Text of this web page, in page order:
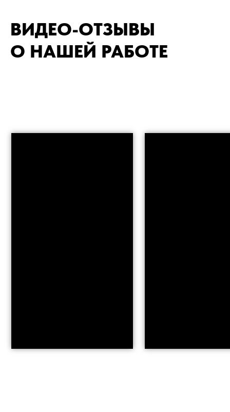
ВИДЕО-ОТЗЫВЫ
О НАШЕЙ РАБОТЕ